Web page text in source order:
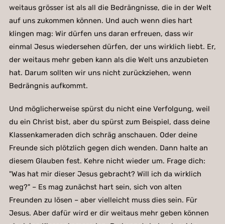
weitaus grösser ist als all die Bedrängnisse, die in der Welt
auf uns zukommen können. Und auch wenn dies hart
klingen mag: Wir dürfen uns daran erfreuen, dass wir
einmal Jesus wiedersehen dürfen, der uns wirklich liebt. Er,
der weitaus mehr geben kann als die Welt uns anzubieten
hat. Darum sollten wir uns nicht zurückziehen, wenn
Bedrängnis aufkommt.
Und möglicherweise spürst du nicht eine Verfolgung, weil
du ein Christ bist, aber du spürst zum Beispiel, dass deine
Klassenkameraden dich schräg anschauen. Oder deine
Freunde sich plötzlich gegen dich wenden. Dann halte an
diesem Glauben fest. Kehre nicht wieder um. Frage dich:
"Was hat mir dieser Jesus gebracht? Will ich da wirklich
weg?" – Es mag zunächst hart sein, sich von alten
Freunden zu lösen – aber vielleicht muss dies sein. Für
Jesus. Aber dafür wird er dir weitaus mehr geben können